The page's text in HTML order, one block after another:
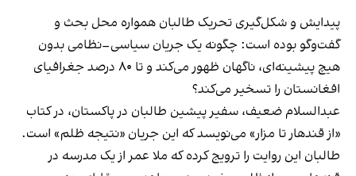
پیدایش و شکل‌گیری تحریک طالبان همواره محل بحث و
گفت‌وگو بوده است: چگونه یک جریان سیاسی–نظامی بدون
هیچ پیشینه‌ای، ناگهان ظهور می‌کند و تا ۸۰ درصد جغرافیای
افغانستان را تسخیر می‌کند؟
عبدالسلام ضعیف، سفیر پیشین طالبان در پاکستان، در کتاب
«از قندهار تا مزار» می‌نویسد که این جریان «نتیجه ظلم» است.
طالبان این روایت را ترویج کرده که ملا عمر از یک مدرسه در